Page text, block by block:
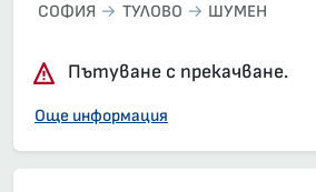
СОФИЯ ТУЛОВО ШУМЕН
Пътуване с прекачване.
Още информация